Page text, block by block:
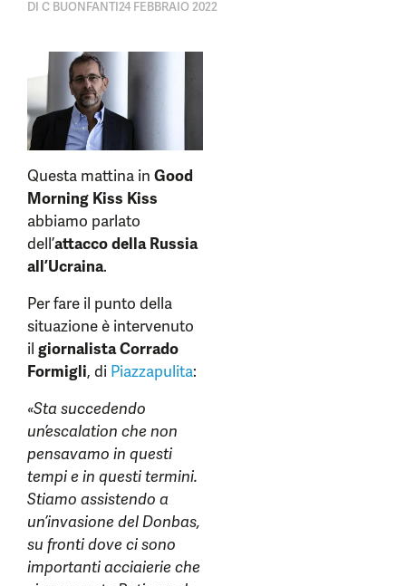
DI C BUONFANTI24 FEBBRAIO 2022
Questa mattina in Good
Morning Kiss Kiss
abbiamo parlato
dell’attacco della Russia
all’Ucraina.
Per fare il punto della
situazione è intervenuto
il giornalista Corrado
Formigli, di Piazzapulita:
«Sta succedendo
un’escalation che non
pensavamo in questi
tempi e in questi termini.
Stiamo assistendo a
un’invasione del Donbas,
su fronti dove ci sono
importanti acciaierie che